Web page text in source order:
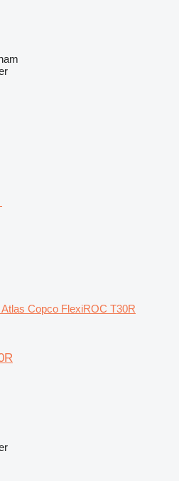
Atlas Copco FlexiROC T30R